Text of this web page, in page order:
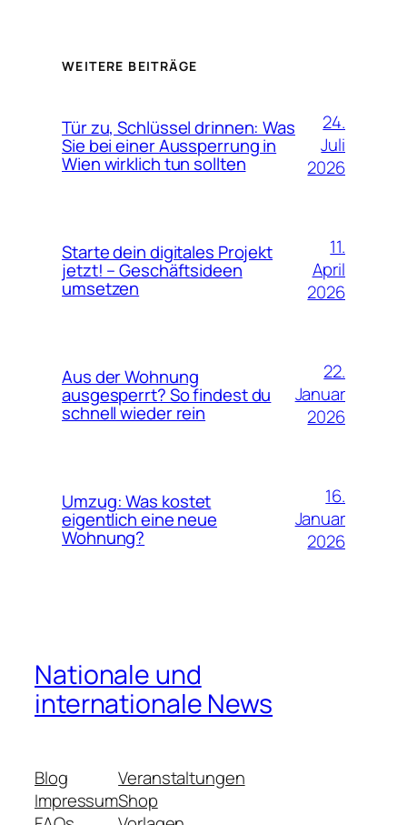
WEITERE BEITRÄGE
Tür zu, Schlüssel drinnen: Was
Sie bei einer Aussperrung in
Wien wirklich tun sollten
24.
Juli
2026
Starte dein digitales Projekt
jetzt! – Geschäftsideen
umsetzen
11.
April
2026
Aus der Wohnung
ausgesperrt? So findest du
schnell wieder rein
22.
Januar
2026
Umzug: Was kostet
eigentlich eine neue
Wohnung?
16.
Januar
2026
Nationale und
internationale News
Blog
Impressum
Veranstaltungen
Shop